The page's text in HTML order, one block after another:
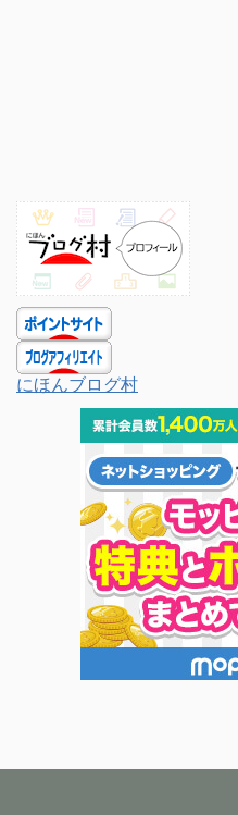
にほんブログ村